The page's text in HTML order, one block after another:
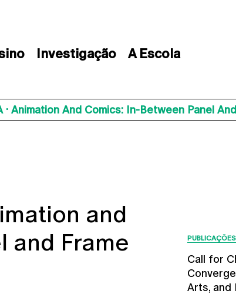
Investigação A Escola
· Animation And Comics: In-Between Panel
and
and Frame
PUBLICAÇÕES
Call for
Arts, and